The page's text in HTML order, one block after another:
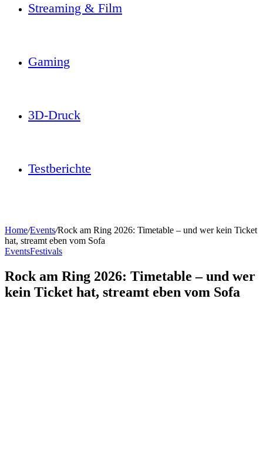
Streaming & Film
Gaming
3D-Druck
Testberichte
Home/Events/Rock am Ring 2026: Timetable – und wer kein Ticket
hat, streamt eben vom Sofa
EventsFestivals
Rock am Ring 2026: Timetable – und wer
kein Ticket hat, streamt eben vom Sofa